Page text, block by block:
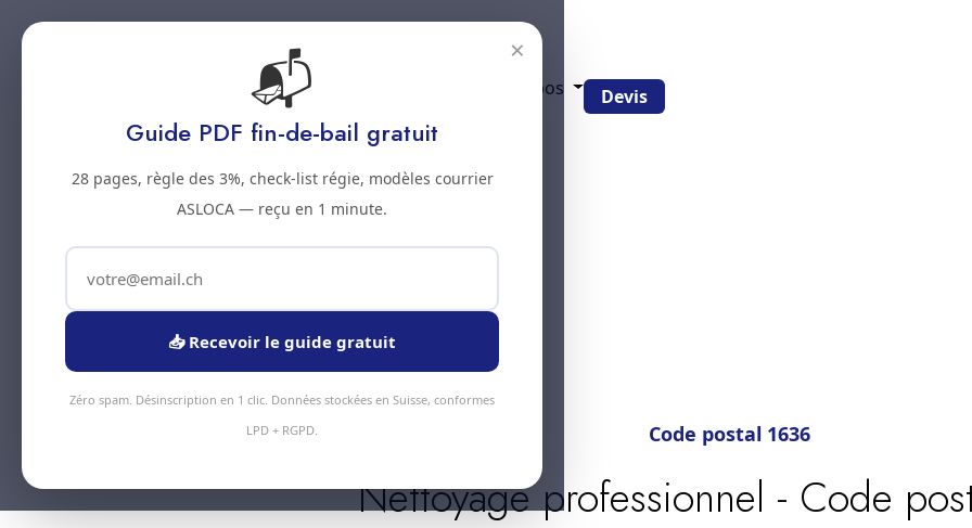
Prestations À propos Devis
Code postal 1636
Nettoyage professionnel - Code
×
📬
Guide PDF fin-de-bail gratuit
28 pages, règle des 3%, check-list régie, modèles courrier
ASLOCA — reçu en 1 minute.
📥 Recevoir le guide gratuit
Zéro spam. Désinscription en 1 clic. Données stockées en Suisse, conformes
LPD + RGPD.